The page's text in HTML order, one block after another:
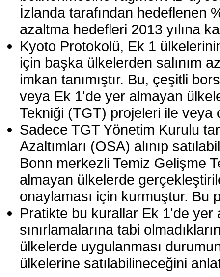
İzlanda tarafından hedeflenen
azaltma hedefleri 2013 yılına
Kyoto Protokolü, Ek 1
için başka ülkelerden salınım
imkan tanımıştır. Bu, çeşitli
veya Ek 1'de yer almayan
Tekniği (TGT) projeleri ile veya
Sadece TGT Yönetim Kurulu
Azaltımları (OSA) alınıp
Bonn merkezli Temiz Gelişme
almayan ülkelerde
onaylaması için kurmuştur. Bu
Pratikte bu kurallar Ek 1'de yer
sınırlamalarına tabi
ülkelerde uygulanması
ülkelerine satılabilineceğini